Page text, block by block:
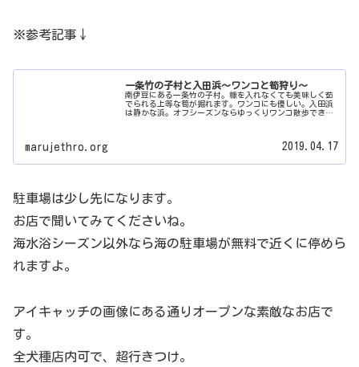
※参考記事↓
一条竹の子村と入田浜～ワンコと筍狩り～
南伊豆にある一条竹の子村。糠を入れなくても美味しく茹
でられる上等な筍が掘れます。ワンコにも優しい。入田浜
は静かな浜。オフシーズンならゆっくりワンコ散歩できま
marujethro.org 2019.04.17
駐車場は少し先になります。
お店で聞いてみてくださいね。
海水浴シーズン以外なら海の駐車場が無料で近くに停めら
れますよ。
アイキャッチの画像にある通りオープンな素敵なお店で
す。
全犬種店内可で、超行きつけ。